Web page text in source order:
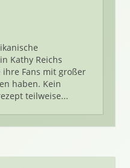
Kathy Reichs
Fans mit großer
haben. Kein
teilweise...